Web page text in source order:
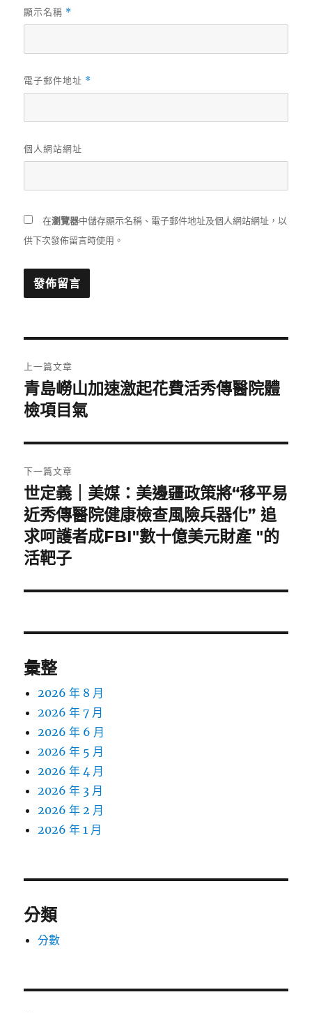
顯示名稱 *
電子郵件地址 *
個人網站網址
在瀏覽器中儲存顯示名稱、電子郵件地址及個人網站網址，以
供下次發佈留言時使用。
章
導
覽
上一篇文章
上
一
文
章:
青島嶗山加速激起花費活秀傳醫院體
檢項目氣
下一篇文章
下
一
篇
文
章:
世定義｜美媒：美邊疆政策將“移平易
近秀傳醫院健康檢查風險兵器化” 追
求呵護者成FBI"數十億美元財產 "的
活靶子
彙整
2026 年 8 月
2026 年 7 月
2026 年 6 月
2026 年 5 月
2026 年 4 月
2026 年 3 月
2026 年 2 月
2026 年 1 月
分類
分數